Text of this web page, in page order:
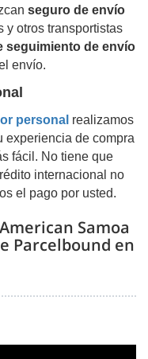
seguro de envío
y otros transportistas
seguimiento de envío
envío.
personal realizamos
experiencia de compra
fácil. No tiene que
internacional no
el pago por usted.
American Samoa
Parcelbound en